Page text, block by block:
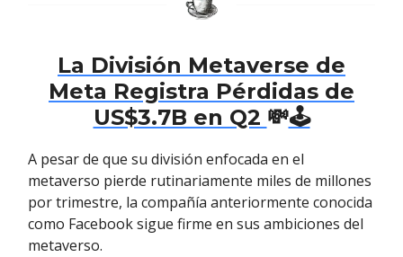
La División Metaverse de
Meta Registra Pérdidas de
US$3.7B en Q2 💸🕹️
A pesar de que su división enfocada en el
metaverso pierde rutinariamente miles de millones
por trimestre, la compañía anteriormente conocida
como Facebook sigue firme en sus ambiciones del
metaverso.